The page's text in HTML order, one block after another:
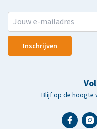
Inschrijven
Blijf op de hoogte